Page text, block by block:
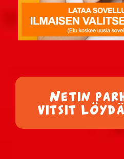
Netin
vitsit